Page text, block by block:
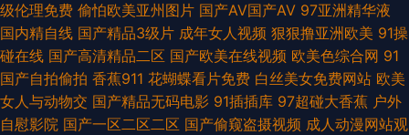
人人爱 蜜臀性爱 91午夜影视 青青草免费视6 日韩在线A电影 91免费观看网
站 人人妻人人爱人人爽 成人日B福利视频 99超碰操热婷婷 日本成人影院 午
夜黄色精选 99热精国产 人人超碰中文 国产精品国产自产 91社午夜成人电影
级伦理免费 偷怕欧美亚州图片 国产AV国产AV 97亚洲精华液
国内精自线 国产精品3级片 成年女人视频 狠狠撸亚洲欧美 91操
碰在线 国产高清精品二区 国产欧美在线视频 欧美色综合网 91
国产自拍偷拍 香蕉911 花蝴蝶看片免费 白丝美女免费网站 欧美
女人与动物交 国产精品无码电影 91插插库 97超碰大香蕉 户外
自慰影院 国产一区二区二区 国产偷窥盗摄视频 成人动漫网站观